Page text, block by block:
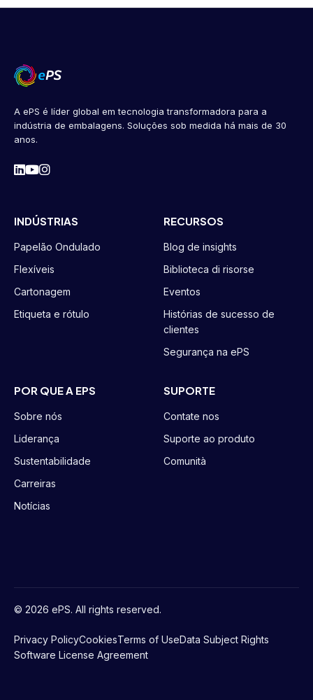
A ePS é líder global em tecnologia transformadora para a
indústria de embalagens. Soluções sob medida há mais de 30
anos.
INDÚSTRIAS
Papelão Ondulado
Flexíveis
Cartonagem
Etiqueta e rótulo
RECURSOS
Blog de insights
Biblioteca di risorse
Eventos
Histórias de sucesso de
clientes
Segurança na ePS
POR QUE A EPS
Sobre nós
Liderança
Sustentabilidade
Carreiras
Notícias
SUPORTE
Contate nos
Suporte ao produto
Comunità
© 2026 ePS. All rights reserved.
Privacy PolicyCookiesTerms of UseData Subject Rights
Software License Agreement